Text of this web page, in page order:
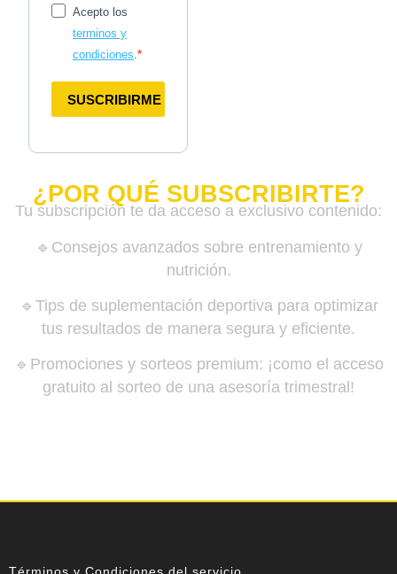
Acepto los
terminos y
condiciones.
SUSCRIBIRME
¿POR QUÉ SUBSCRIBIRTE?
Tu subscripción te da acceso a exclusivo contenido:
🔹Consejos avanzados sobre entrenamiento y
nutrición.
🔹Tips de suplementación deportiva para optimizar
tus resultados de manera segura y eficiente.
🔹Promociones y sorteos premium: ¡como el acceso
gratuito al sorteo de una asesoría trimestral!
Términos y Condiciones del servicio